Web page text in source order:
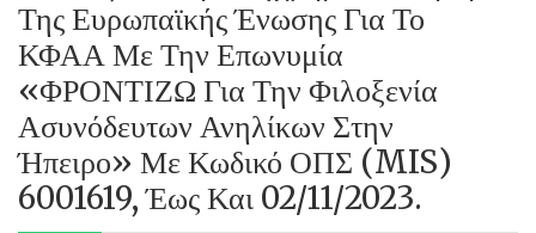
Της Ευρωπαϊκής Ένωσης Για Το
ΚΦΑΑ Με Την Επωνυμία
«ΦΡΟΝΤΙΖΩ Για Την Φιλοξενία
Ασυνόδευτων Ανηλίκων Στην
Ήπειρο» Με Κωδικό ΟΠΣ (MIS)
6001619, Έως Και 02/11/2023.